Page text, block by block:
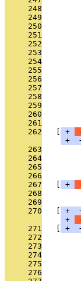
     248
     249
     250
     251
     252
     253
     254
     255
     256
     257
     258
     259
     260
     261
     262
+
+
     263
     264
     265
     266
     267
+
     268
     269
     270
+
+
     271
+
     272
     273
     274
     275
     276